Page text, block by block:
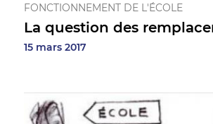
FONCTIONNEMENT DE L'ÉCOLE
La question des
15 mars 2017